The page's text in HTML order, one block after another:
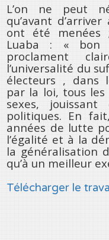
L’on ne peut
qu’avant
ont été menées
Luaba : « bon
proclament
l’universalité du
électeurs , dans
par la loi, tous
sexes,
politiques. En
années de lutte
l’égalité et à la
la généralisation
qu’à un meilleur
Télécharger le